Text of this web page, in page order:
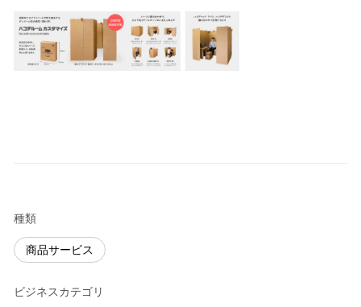
種類
商品サービス
ビジネスカテゴリ